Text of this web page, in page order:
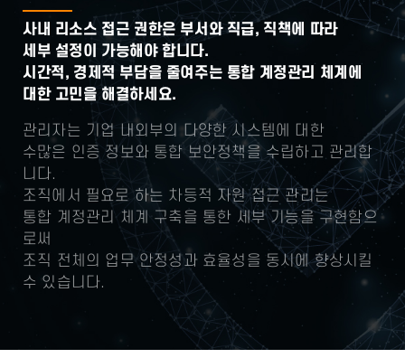
사내 리소스 접근 권한은 부서와 직급, 직책에 따라
세부 설정이 가능해야 합니다.
시간적, 경제적 부담을 줄여주는 통합 계정관리 체계에
대한 고민을 해결하세요.
관리자는 기업 내외부의 다양한 시스템에 대한
수많은 인증 정보와 통합 보안정책을 수립하고 관리합
니다.
조직에서 필요로 하는 차등적 자원 접근 관리는
통합 계정관리 체계 구축을 통한 세부 기능을 구현함으
로써
조직 전체의 업무 안정성과 효율성을 동시에 향상시킬
수 있습니다.